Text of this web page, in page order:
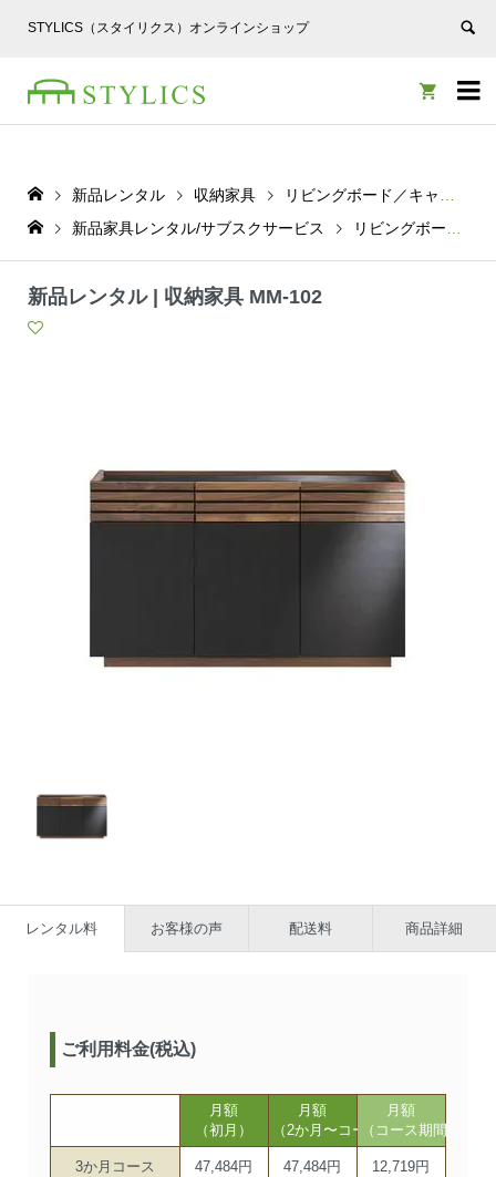
STYLICS（スタイリクス）オンラインショップ


新品レンタル 収納家具
リビングボード／キャビネット
新品家具レンタル/サブスクサービス
リビングボード／キャビネット
新品レンタル | 収納家具 MM-102
レンタル料 お客様の声 配送料 商品詳細
ご利用料金(税込)
月額
（初月）
月額
（2か月〜コース期間まで）
月額
（コース期間以降）
3か月コース 47,484円 47,484円 12,719円